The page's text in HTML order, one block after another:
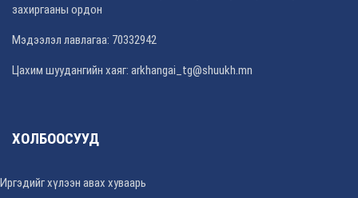
захиргааны ордон
Мэдээлэл лавлагаа: 70332942
Цахим шуудангийн хаяг: arkhangai_tg@shuukh.mn
ХОЛБООСУУД
Иргэдийг хүлээн авах хуваарь